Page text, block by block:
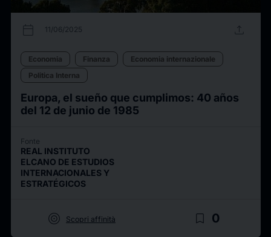
calendar_today 11/06/2025 upload
Economia Finanza
Economia internazionale
Politica Interna
Europa, el sueño que cumplimos: 40 años
del 12 de junio de 1985
Fonte
REAL INSTITUTO
ELCANO DE ESTUDIOS
INTERNACIONALES Y
ESTRATÉGICOS
target Scopri affinità bookmark_border 0